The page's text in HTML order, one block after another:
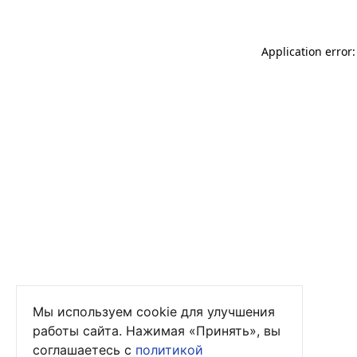
Application
Мы используем cookie для улучшения
работы сайта. Нажимая «Принять», вы
соглашаетесь с политикой